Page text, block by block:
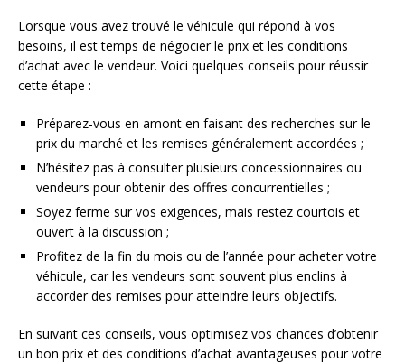
Lorsque vous avez trouvé le véhicule qui répond à vos
besoins, il est temps de négocier le prix et les conditions
d’achat avec le vendeur. Voici quelques conseils pour réussir
cette étape :
Préparez-vous en amont en faisant des recherches sur le
prix du marché et les remises généralement accordées ;
N’hésitez pas à consulter plusieurs concessionnaires ou
vendeurs pour obtenir des offres concurrentielles ;
Soyez ferme sur vos exigences, mais restez courtois et
ouvert à la discussion ;
Profitez de la fin du mois ou de l’année pour acheter votre
véhicule, car les vendeurs sont souvent plus enclins à
accorder des remises pour atteindre leurs objectifs.
En suivant ces conseils, vous optimisez vos chances d’obtenir
un bon prix et des conditions d’achat avantageuses pour votre